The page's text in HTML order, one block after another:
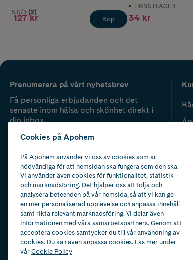
5.0/5 (2)
127 kr Köp
FINNS I LAGER
34 kr
Prenumerera på vårt nyhetsbrev
Få personliga erbjudanden och det
senaste inom hälsa och skönhet direkt i
din inbox.
Cookies på Apohem
På Apohem använder vi oss av cookies som är
nödvändiga för att hemsidan ska fungera som den ska.
Vi använder även cookies för funktionalitet, statistik
och marknadsföring. Det hjälper oss att följa och
analysera beteenden på vår hemsida, så att vi kan ge
en mer personaliserad upplevelse och anpassa innehåll
samt rikta relevant marknadsföring. Vi delar även
informationen med våra samarbetspartners. Genom att
acceptera cookies samtycker du till vår användning av
cookies. Du kan även anpassa cookies. Läs mer under
vårCookie Policy